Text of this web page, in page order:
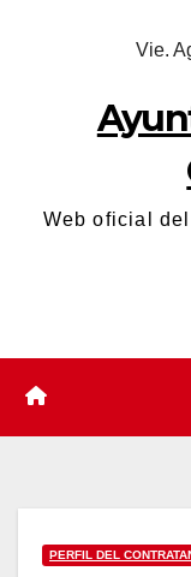
Vie.
Web oficial
PERFIL DEL